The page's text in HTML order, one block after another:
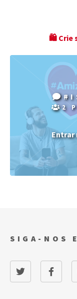
🛍 Crie
2
Entrar
SIGA-NOS